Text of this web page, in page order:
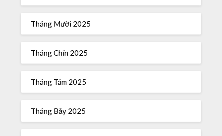
Tháng Mười 2025
Tháng Chín 2025
Tháng Tám 2025
Tháng Bảy 2025